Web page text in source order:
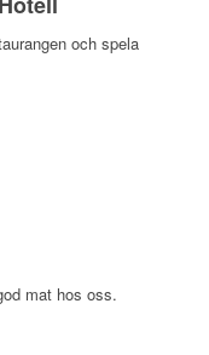
och spela
mat hos oss.